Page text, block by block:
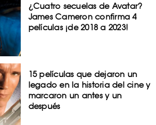
¿Cuatro secuelas de Avatar?
James Cameron confirma 4
películas ¡de 2018 a 2023!
15 películas que dejaron un
legado en la historia del cine y
marcaron un antes y un
después